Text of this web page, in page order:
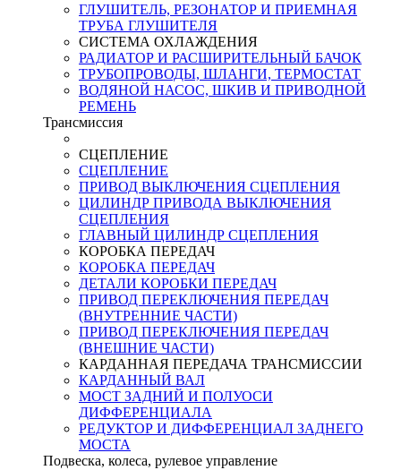
ГЛУШИТЕЛЬ, РЕЗОНАТОР И ПРИЕМНАЯ
ТРУБА ГЛУШИТЕЛЯ
СИСТЕМА ОХЛАЖДЕНИЯ
РАДИАТОР И РАСШИРИТЕЛЬНЫЙ БАЧОК
ТРУБОПРОВОДЫ, ШЛАНГИ, ТЕРМОСТАТ
ВОДЯНОЙ НАСОС, ШКИВ И ПРИВОДНОЙ
РЕМЕНЬ
Трансмиссия
СЦЕПЛЕНИЕ
СЦЕПЛЕНИЕ
ПРИВОД ВЫКЛЮЧЕНИЯ СЦЕПЛЕНИЯ
ЦИЛИНДР ПРИВОДА ВЫКЛЮЧЕНИЯ
СЦЕПЛЕНИЯ
ГЛАВНЫЙ ЦИЛИНДР СЦЕПЛЕНИЯ
КОРОБКА ПЕРЕДАЧ
КОРОБКА ПЕРЕДАЧ
ДЕТАЛИ КОРОБКИ ПЕРЕДАЧ
ПРИВОД ПЕРЕКЛЮЧЕНИЯ ПЕРЕДАЧ
(ВНУТРЕННИЕ ЧАСТИ)
ПРИВОД ПЕРЕКЛЮЧЕНИЯ ПЕРЕДАЧ
(ВНЕШНИЕ ЧАСТИ)
КАРДАННАЯ ПЕРЕДАЧА ТРАНСМИССИИ
КАРДАННЫЙ ВАЛ
МОСТ ЗАДНИЙ И ПОЛУОСИ
ДИФФЕРЕНЦИАЛА
РЕДУКТОР И ДИФФЕРЕНЦИАЛ ЗАДНЕГО
МОСТА
Подвеска, колеса, рулевое управление